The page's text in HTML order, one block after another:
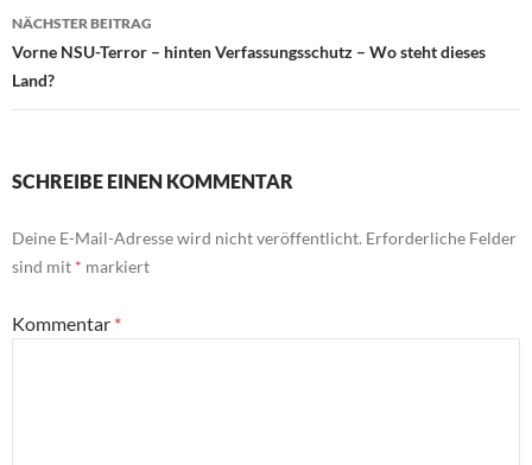
NÄCHSTER BEITRAG
Vorne NSU-Terror – hinten Verfassungsschutz – Wo steht dieses
Land?
SCHREIBE EINEN KOMMENTAR
Deine E-Mail-Adresse wird nicht veröffentlicht. Erforderliche Felder
sind mit * markiert
Kommentar *